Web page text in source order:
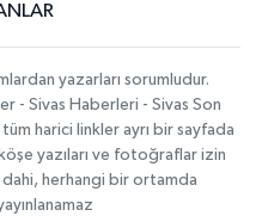
yazarları sorumludur.
- Sivas Haberleri - Sivas Son
harici linkler ayrı bir sayfada
yazıları ve fotoğraflar izin
dahi, herhangi bir ortamda